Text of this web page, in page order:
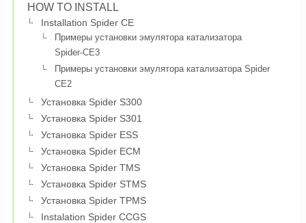
HOW TO INSTALL
Installation Spider CE
Примеры установки эмулятора катализатора
Spider-CE3
Примеры установки эмулятора катализатора Spider
CE2
Установка Spider S300
Установка Spider S301
Установка Spider ESS
Установка Spider ECM
Установка Spider TMS
Установка Spider STMS
Установка Spider TPMS
Instalation Spider CCGS